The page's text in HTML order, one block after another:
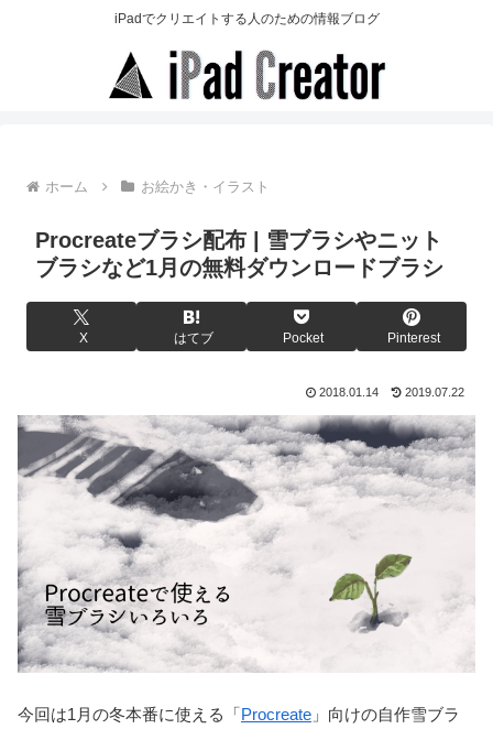
iPadでクリエイトする人のための情報ブログ
ホーム お絵かき・イラスト
Procreateブラシ配布 | 雪ブラシやニット
ブラシなど1月の無料ダウンロードブラシ
X はてブ Pocket Pinterest
2018.01.14 2019.07.22
今回は1月の冬本番に使える「Procreate 」向けの自作雪ブラ